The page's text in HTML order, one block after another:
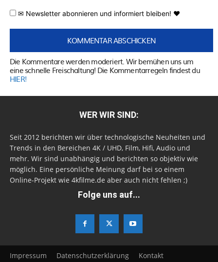
✉ Newsletter abonnieren und informiert bleiben! ♥
Die Kommentare werden moderiert. Wir bemühen uns um
eine schnelle Freischaltung! Die Kommentarregeln findest du
HIER!
WER WIR SIND:
Seit 2012 berichten wir über technologische Neuheiten und
Trends in den Bereichen 4K / UHD, Film, Hifi, Audio und
mehr. Wir sind unabhängig und berichten so objektiv wie
möglich. Eine persönliche Meinung darf bei so einem
Online-Projekt wie 4kfilme.de aber auch nicht fehlen ;)
Folge uns auf...
Impressum Datenschutzerklärung Kontakt